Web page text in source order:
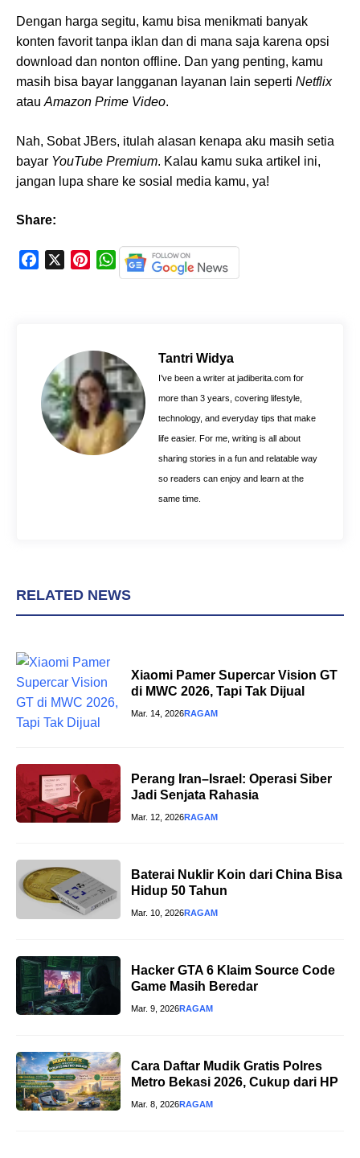
Dengan harga segitu, kamu bisa menikmati banyak
konten favorit tanpa iklan dan di mana saja karena opsi
download dan nonton offline. Dan yang penting, kamu
masih bisa bayar langganan layanan lain seperti Netflix
atauAmazon Prime Video.
Nah, Sobat JBers, itulah alasan kenapa aku masih setia
bayar YouTube Premium. Kalau kamu suka artikel ini,
jangan lupa share ke sosial media kamu, ya!
Share:
k
e
s
t
W
h
A
p
p
Tantri Widya
I’ve been a writer at jadiberita.com for
more than 3 years, covering lifestyle,
technology, and everyday tips that make
life easier. For me, writing is all about
sharing stories in a fun and relatable way
so readers can enjoy and learn at the
same time.
RELATED NEWS
Xiaomi Pamer Supercar Vision GT
di MWC 2026, Tapi Tak Dijual
Mar. 14, 2026RAGAM
Perang Iran–Israel: Operasi Siber
Jadi Senjata Rahasia
Mar. 12, 2026RAGAM
Baterai Nuklir Koin dari China Bisa
Hidup 50 Tahun
Mar. 10, 2026RAGAM
Hacker GTA 6 Klaim Source Code
Game Masih Beredar
Mar. 9, 2026RAGAM
Cara Daftar Mudik Gratis Polres
Metro Bekasi 2026, Cukup dari HP
Mar. 8, 2026RAGAM